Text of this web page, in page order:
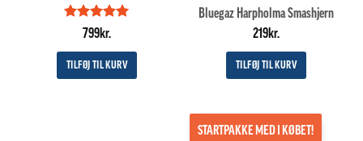
Vurderet
799kr.
TILFØJ TIL KURV
Bluegaz Harpholma Smashjern
219kr.
TILFØJ TIL KURV
STARTPAKKE MED I KØBET!